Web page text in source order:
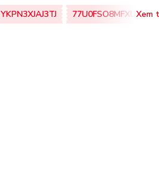
YKPN3XJAJ3TJ 77U0FSO8MFXU Xem